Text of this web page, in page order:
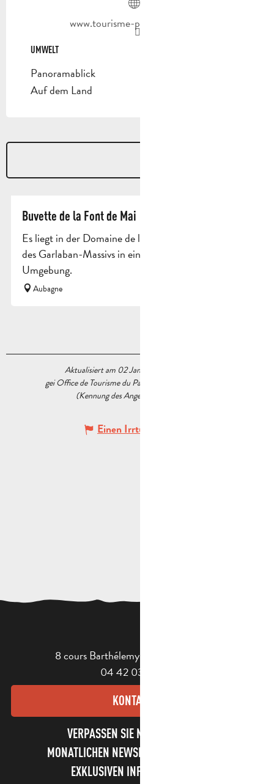
www.tourisme-paysdaubagne.fr
UMWELT
UMWELT
Panoramablick
Auf dem Land
Buvette de la Font de Mai
Es liegt in der Domaine de la Font de Mai am Fuße
des Garlaban-Massivs in einer außergewöhnlichen
Umgebung.
Aubagne
Aktualisiert am 02 Januar 2024 Um 14:56
gei Office de Tourisme du Pays d’Aubagne et de l’Étoile
(Kennung des Angebots :
Einen Irrtum angeben
8 cours Barthélemy - 13400 Aubagne
04 42 03 49 98
KONTAKT
VERPASSEN SIE NICHT UNSEREN
MONATLICHEN NEWSLETTER UND UNSERE
EXKLUSIVEN INFORMATIONEN!